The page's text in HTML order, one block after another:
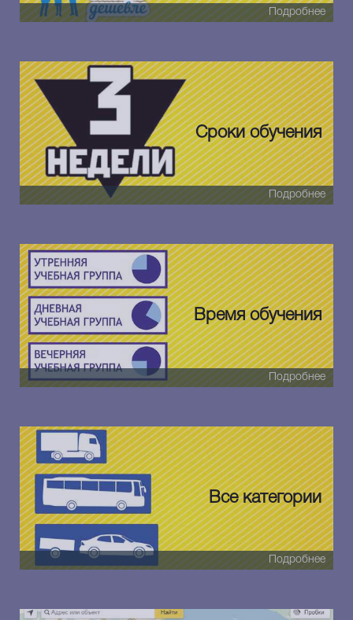
Подробнее
Сроки обучения
Подробнее
Время обучения
Подробнее
Все категории
Подробнее